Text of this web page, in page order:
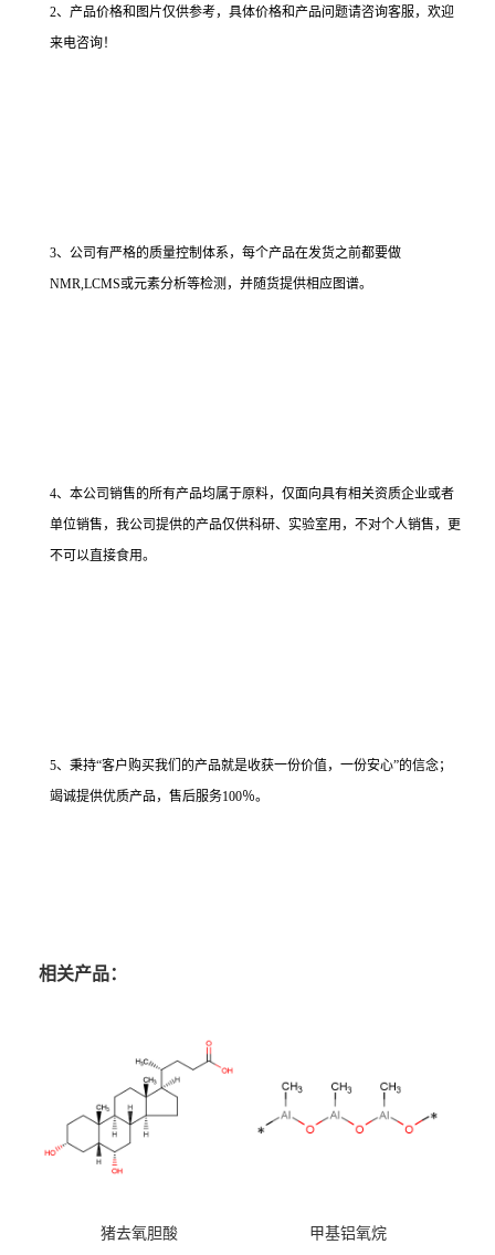
2、产品价格和图片仅供参考，具体价格和产品问题请咨询客服，欢迎
来电咨询！
3、公司有严格的质量控制体系，每个产品在发货之前都要做
NMR,LCMS或元素分析等检测，并随货提供相应图谱。
4、本公司销售的所有产品均属于原料，仅面向具有相关资质企业或者
单位销售，我公司提供的产品仅供科研、实验室用，不对个人销售，更
不可以直接食用。
5、秉持“客户购买我们的产品就是收获一份价值，一份安心”的信念；
竭诚提供优质产品，售后服务100％。
相关产品：
猪去氧胆酸 甲基铝氧烷